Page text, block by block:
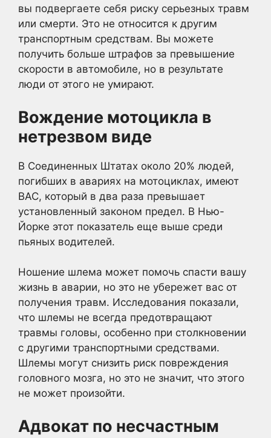
вы подвергаете себя риску серьезных травм
или смерти. Это не относится к другим
транспортным средствам. Вы можете
получить больше штрафов за превышение
скорости в автомобиле, но в результате
люди от этого не умирают.
Вождение мотоцикла в
нетрезвом виде
В Соединенных Штатах около 20% людей,
погибших в авариях на мотоциклах, имеют
BAC, который в два раза превышает
установленный законом предел. В Нью-
Йорке этот показатель еще выше среди
пьяных водителей.
Ношение шлема может помочь спасти вашу
жизнь в аварии, но это не убережет вас от
получения травм. Исследования показали,
что шлемы не всегда предотвращают
травмы головы, особенно при столкновении
с другими транспортными средствами.
Шлемы могут снизить риск повреждения
головного мозга, но это не значит, что этого
не может произойти.
Адвокат по несчастным